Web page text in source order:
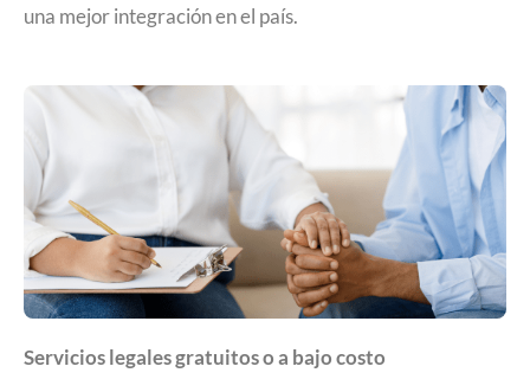
una mejor integración en el país.
Servicios legales gratuitos o a bajo costo